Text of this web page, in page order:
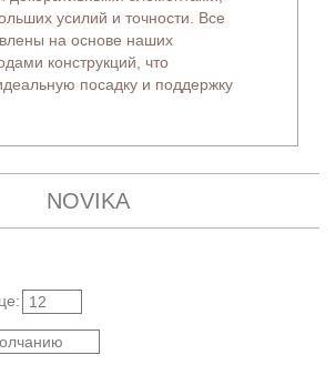
усилий и точности. Все
на основе наших
конструкций, что
посадку и поддержку
NOVIKA
: 12